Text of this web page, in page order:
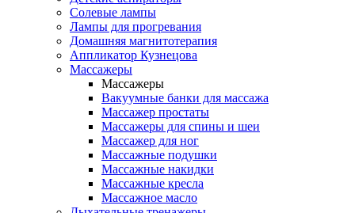
Солевые лампы
Лампы для прогревания
Домашняя магнитотерапия
Аппликатор Кузнецова
Массажеры
Массажеры
Вакуумные банки для массажа
Массажер простаты
Массажеры для спины и шеи
Массажер для ног
Массажные подушки
Массажные накидки
Массажные кресла
Массажное масло